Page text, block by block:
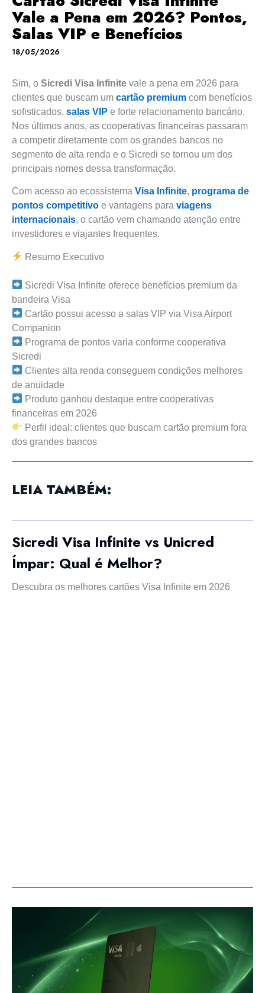
Vale a Pena em 2026? Pontos,
Salas VIP e Benefícios
18/05/2026
Sim, o Sicredi Visa Infinite vale a pena em 2026 para
clientes que buscam um cartão premium com benefícios
sofisticados, salas VIP e forte relacionamento bancário.
Nos últimos anos, as cooperativas financeiras passaram
a competir diretamente com os grandes bancos no
segmento de alta renda e o Sicredi se tornou um dos
principais nomes dessa transformação.
Com acesso ao ecossistema Visa Infinite, programa de
pontos competitivo e vantagens para viagens
internacionais, o cartão vem chamando atenção entre
investidores e viajantes frequentes.
Resumo Executivo
Sicredi Visa Infinite oferece benefícios premium da
bandeira Visa
Cartão possui acesso a salas VIP via Visa Airport
Companion
Programa de pontos varia conforme cooperativa
Sicredi
Clientes alta renda conseguem condições melhores
de anuidade
Produto ganhou destaque entre cooperativas
financeiras em 2026
Perfil ideal: clientes que buscam cartão premium fora
dos grandes bancos
LEIA TAMBÉM:
Sicredi Visa Infinite vs Unicred
Ímpar: Qual é Melhor?
Descubra os melhores cartões Visa Infinite em 2026